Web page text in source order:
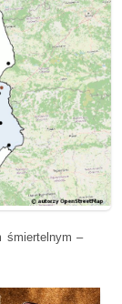
śmiertelnym –